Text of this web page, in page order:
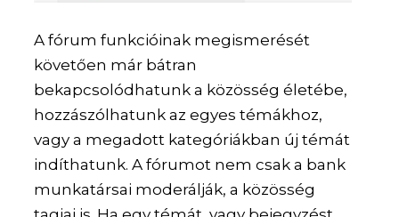
A fórum funkcióinak megismerését
követően már bátran
bekapcsolódhatunk a közösség életébe,
hozzászólhatunk az egyes témákhoz,
vagy a megadott kategóriákban új témát
indíthatunk. A fórumot nem csak a bank
munkatársai moderálják, a közösség